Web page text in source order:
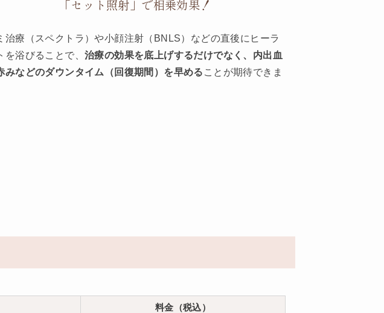
「セット照射」で相乗効果！
治療（スペクトラ）や小顔注射（BNLS）などの直後にヒーラ
を浴びることで、 治療の効果を底上げするだけでなく、内出血
みなどのダウンタイム（回復期間）を早める ことが期待できま
料金（税込）